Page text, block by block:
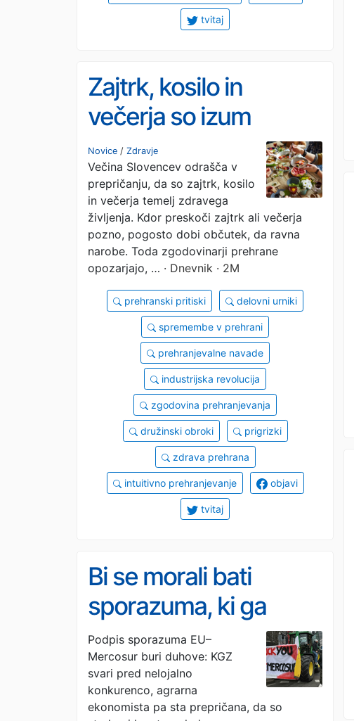
tvitaj
Zajtrk, kosilo in
večerja so izum
tovarnarjev, kolikokrat
pa bi morali jesti?
Novice / Zdravje
Večina Slovencev odrašča v
prepričanju, da so zajtrk, kosilo
in večerja temelj zdravega
življenja. Kdor preskoči zajtrk ali večerja
pozno, pogosto dobi občutek, da ravna
narobe. Toda zgodovinarji prehrane
opozarjajo, … · Dnevnik · 2M
prehranski pritiski delovni urniki
spremembe v prehrani
prehranjevalne navade
industrijska revolucija
zgodovina prehranjevanja
družinski obroki prigrizki
zdrava prehrana
intuitivno prehranjevanje objavi
tvitaj
Bi se morali bati
sporazuma, ki ga
danes podpisuje
Evropska unija?
Podpis sporazuma EU–
Mercosur buri duhove: KGZ
svari pred nelojalno
konkurenco, agrarna
ekonomista pa sta prepričana, da so